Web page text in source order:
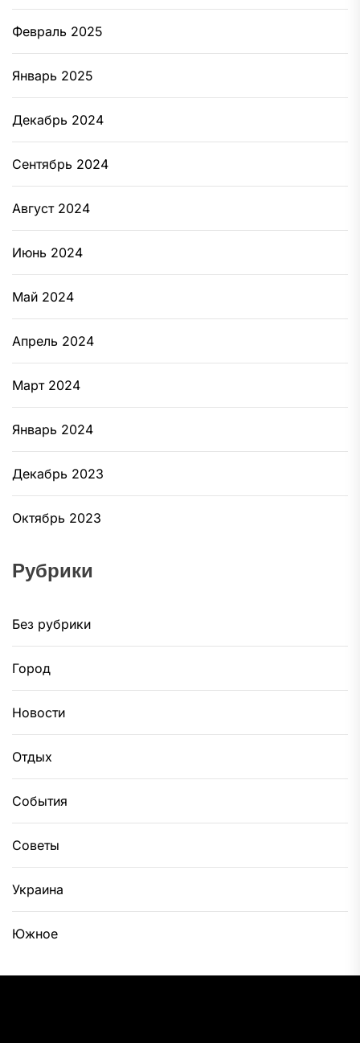
Февраль 2025
Январь 2025
Декабрь 2024
Сентябрь 2024
Август 2024
Июнь 2024
Май 2024
Апрель 2024
Март 2024
Январь 2024
Декабрь 2023
Октябрь 2023
Рубрики
Без рубрики
Город
Новости
Отдых
События
Советы
Украина
Южное